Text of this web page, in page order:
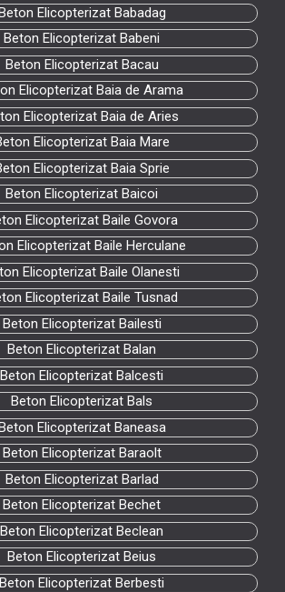
Elicopterizat Babadag
Beton Elicopterizat Babeni
Beton Elicopterizat Bacau
Elicopterizat Baia de Arama
Elicopterizat Baia de Aries
Elicopterizat Baia Mare
Elicopterizat Baia Sprie
Beton Elicopterizat Baicoi
Elicopterizat Baile Govora
Elicopterizat Baile Herculane
Elicopterizat Baile Olanesti
Elicopterizat Baile Tusnad
Beton Elicopterizat Bailesti
Beton Elicopterizat Balan
Beton Elicopterizat Balcesti
Beton Elicopterizat Bals
Elicopterizat Baneasa
Beton Elicopterizat Baraolt
Beton Elicopterizat Barlad
Beton Elicopterizat Bechet
Beton Elicopterizat Beclean
Beton Elicopterizat Beius
Beton Elicopterizat Berbesti